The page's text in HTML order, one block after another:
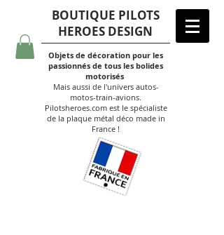
BOUTIQUE PILOTS
HEROES DESIGN
Objets de décoration pour les
passionnés de tous les bolides
motorisés
Mais aussi de l'univers autos-
motos-train-avions.
Pilotsheroes.com est le spécialiste
de la plaque métal déco made in
France !